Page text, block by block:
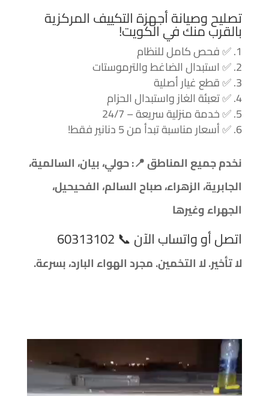
تصليح وصيانة أجهزة التكييف المركزية
بالقرب منك في الكويت!
✅فحص كامل للنظام
✅استبدال الضاغط والترموستات
✅قطع غيار أصلية
✅تعبئة الغاز واستبدال الحزام
✅خدمة منزلية سريعة – 24/7
✅أسعار مناسبة تبدأ من 5 دنانير فقط!
نخدم جميع المناطق📍: حولي، بيان، السالمية،
الجابرية، الزهراء، صباح السالم، الفحيحيل،
الجهراء وغيرها
اتصل أو واتساب الآن📞
لا تأخير. لا التخمين. مجرد الهواء البارد، بسرعة.